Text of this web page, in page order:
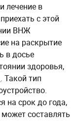
лечение в
с этой
ВНЖ
на раскрытие
в досье
здоровья,
Такой тип
на срок до года,
составлять